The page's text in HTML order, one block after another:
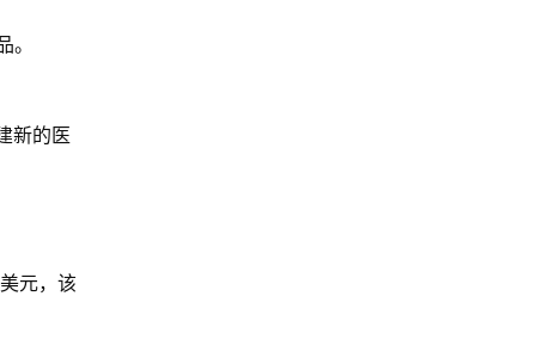
新的医
元，该